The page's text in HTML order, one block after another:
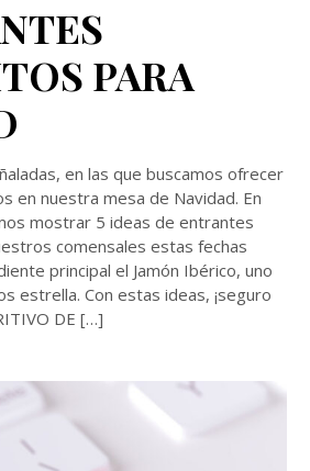
PARA
en las que buscamos ofrecer
en nuestra mesa de Navidad. En
mostrar 5 ideas de entrantes
comensales estas fechas
principal el Jamón Ibérico, uno
estrella. Con estas ideas, ¡seguro
DE […]